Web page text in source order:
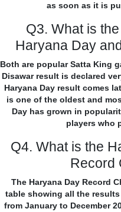
as soon as it is
Q3. What is
Haryana Day
Both are popular Satta King
Disawar result is declared
Haryana Day result comes
is one of the oldest and
Day has grown in
players who
Q4. What is the
Record
The Haryana Day Record
table showing all the results
from January to December